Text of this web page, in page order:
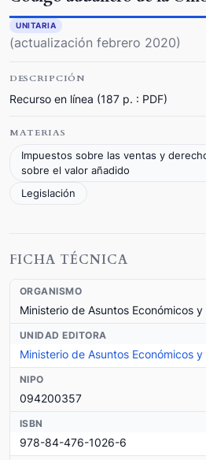
UNITARIA
(actualización febrero 2020)
DESCRIPCIÓN
Recurso en línea (187 p. : PDF)
MATERIAS
Impuestos sobre las ventas y
sobre el valor añadido
Legislación
FICHA TÉCNICA
ORGANISMO
Ministerio de Asuntos Económicos
UNIDAD EDITORA
Ministerio de Asuntos Económicos
NIPO
094200357
ISBN
978-84-476-1026-6